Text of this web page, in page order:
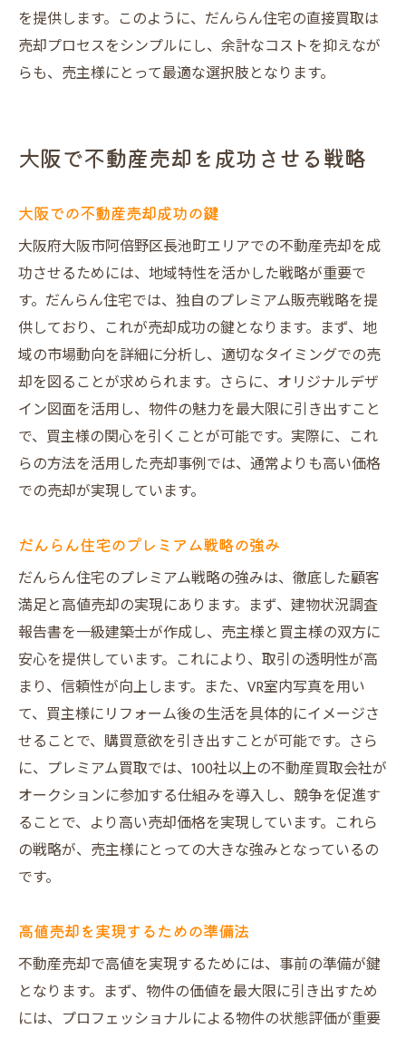
を提供します。このように、だんらん住宅の直接買取は
売却プロセスをシンプルにし、余計なコストを抑えなが
らも、売主様にとって最適な選択肢となります。
大阪で不動産売却を成功させる戦略
大阪での不動産売却成功の鍵
大阪府大阪市阿倍野区長池町エリアでの不動産売却を成
功させるためには、地域特性を活かした戦略が重要で
す。だんらん住宅では、独自のプレミアム販売戦略を提
供しており、これが売却成功の鍵となります。まず、地
域の市場動向を詳細に分析し、適切なタイミングでの売
却を図ることが求められます。さらに、オリジナルデザ
イン図面を活用し、物件の魅力を最大限に引き出すこと
で、買主様の関心を引くことが可能です。実際に、これ
らの方法を活用した売却事例では、通常よりも高い価格
での売却が実現しています。
だんらん住宅のプレミアム戦略の強み
だんらん住宅のプレミアム戦略の強みは、徹底した顧客
満足と高値売却の実現にあります。まず、建物状況調査
報告書を一級建築士が作成し、売主様と買主様の双方に
安心を提供しています。これにより、取引の透明性が高
まり、信頼性が向上します。また、VR室内写真を用い
て、買主様にリフォーム後の生活を具体的にイメージさ
せることで、購買意欲を引き出すことが可能です。さら
に、プレミアム買取では、100社以上の不動産買取会社が
オークションに参加する仕組みを導入し、競争を促進す
ることで、より高い売却価格を実現しています。これら
の戦略が、売主様にとっての大きな強みとなっているの
です。
高値売却を実現するための準備法
不動産売却で高値を実現するためには、事前の準備が鍵
となります。まず、物件の価値を最大限に引き出すため
には、プロフェッショナルによる物件の状態評価が重要